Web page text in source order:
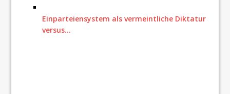
Einparteiensystem als vermeintliche Diktatur
versus…